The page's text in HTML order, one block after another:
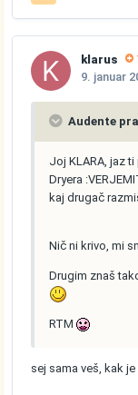
klarus
9. januar
Audente
Joj KLARA, jaz
Dryera
kaj drugač
Nič ni krivo, mi
Drugim znaš
RTM
sej sama veš, kak